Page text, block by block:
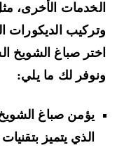
الأخرى، مثل
الديكورات
صباغ الشويخ
لك ما يلي:
يؤمن صباغ الشويخ
الذي يتميز بتقنيات